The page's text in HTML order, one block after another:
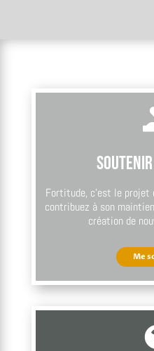
Fortitude, c’est le projet
contribuez à son
création de
Me